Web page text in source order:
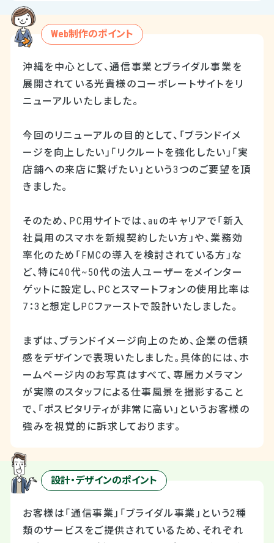
Web制作のポイント
沖縄を中心として、通信事業とブライダル事業を
展開されている光貴様のコーポレートサイトをリ
ニューアルいたしました。
今回のリニューアルの目的として、「ブランドイメ
ージを向上したい」「リクルートを強化したい」「実
店舗への来店に繋げたい」という3つのご要望を頂
きました。
そのため、PC用サイトでは、auのキャリアで「新入
社員用のスマホを新規契約したい方」や、業務効
率化のため「FMCの導入を検討されている方」な
ど、特に40代~50代の法人ユーザーをメインター
ゲットに設定し、PCとスマートフォンの使用比率は
7：3と想定しPCファーストで設計いたしました。
まずは、ブランドイメージ向上のため、企業の信頼
感をデザインで表現いたしました。具体的には、ホ
ームページ内のお写真はすべて、専属カメラマン
が実際のスタッフによる仕事風景を撮影すること
で、「ポスピタリティが非常に高い」というお客様の
強みを視覚的に訴求しております。
設計・デザインのポイント
お客様は「通信事業」「ブライダル事業」という2種
類のサービスをご提供されているため、それぞれ